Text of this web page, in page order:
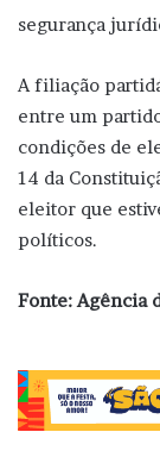
segurança
A filiação
entre um
condições de
14 da
eleitor que
políticos.
Fonte: Agência